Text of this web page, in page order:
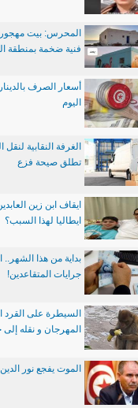
المحرس: بيت
فنية ضخمة بمنطقة
أسعار الصرف
اليوم
الغرفة النقابية
تطلق صيحة فزع
ايقاف ابن زين
ايطاليا لهذا السبب؟
بداية من هذا
جرايات المتقاعدين!
السيطرة على
المهرجان و نقله إلى
الموت يفجع نور